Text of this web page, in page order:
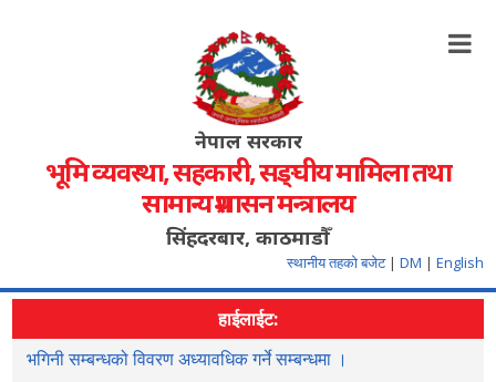
नेपाल सरकार
भूमि व्यवस्था, सहकारी, सङ्‍घीय मामिला तथा
सामान्य प्रशासन मन्त्रालय
सिंहदरबार, काठमाडौँ
स्थानीय तहको बजेट | DM | English
हाईलाईट:
भगिनी सम्बन्धको विवरण अध्यावधिक गर्ने सम्बन्धमा ।